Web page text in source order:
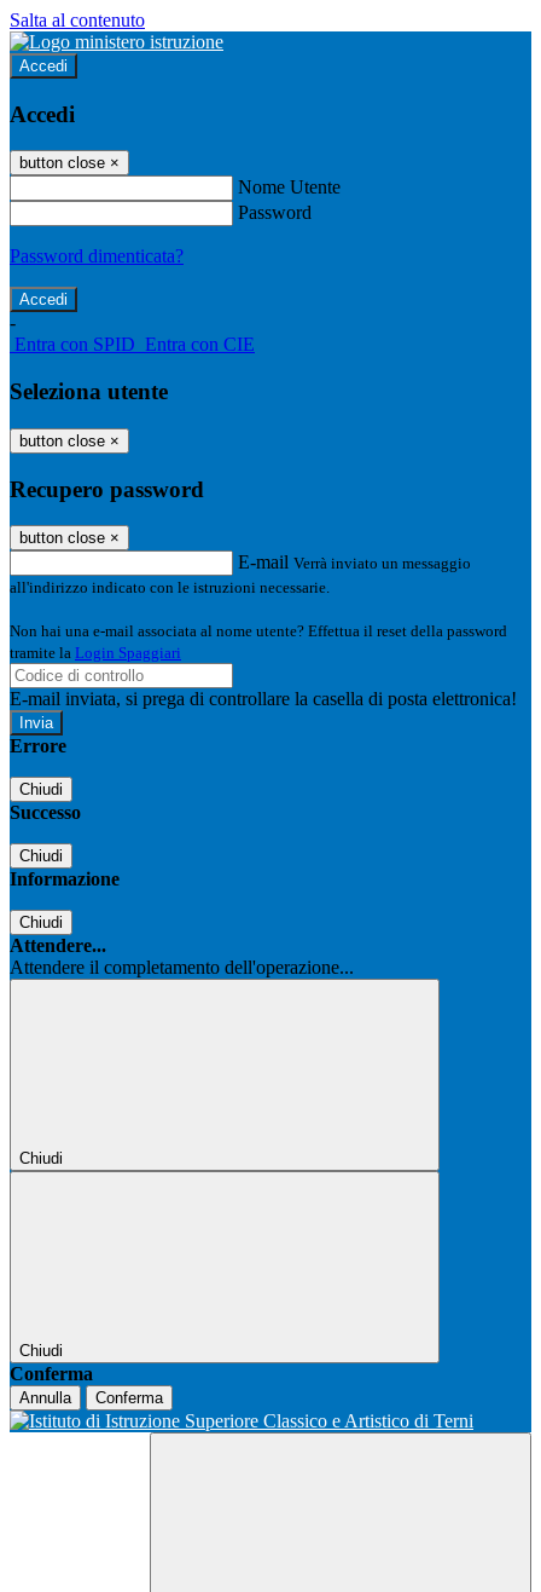
Salta al contenuto
Accedi
Accedi
button close ×
Nome Utente
Password
Password dimenticata?
-
Entra con SPID Entra con CIE
Seleziona utente
button close ×
Recupero password
button close ×
E-mail Verrà inviato un messaggio
all'indirizzo indicato con le istruzioni necessarie.
Non hai una e-mail associata al nome utente? Effettua il reset della password
tramite la Login Spaggiari
E-mail inviata, si prega di controllare la casella di posta elettronica!
Errore
Chiudi
Successo
Chiudi
Informazione
Chiudi
Attendere...
Attendere il completamento dell'operazione...
Chiudi
Chiudi
Conferma
Annulla Conferma